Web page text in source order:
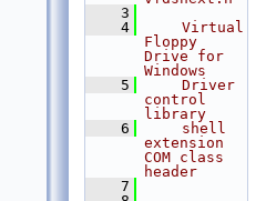
    3
    4
    Virtual
Floppy
Drive for
Windows
    5
    Driver
control
library
    6
    shell
extension
COM class
header
    7